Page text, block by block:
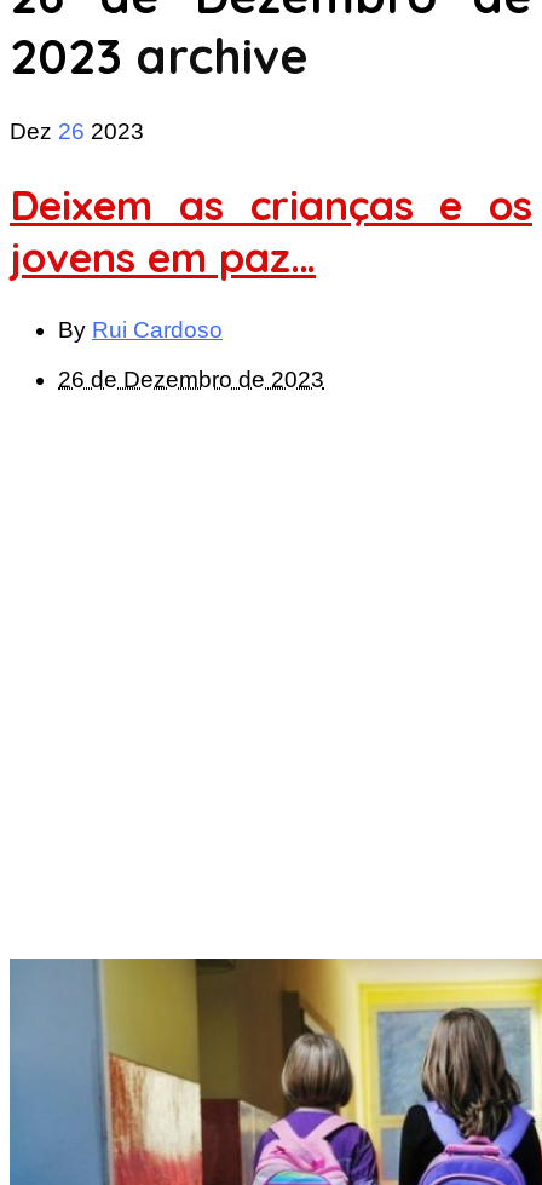
2023 archive
Dez 26 2023
Deixem as crianças e os
jovens em paz…
By Rui Cardoso
26 de Dezembro de 2023